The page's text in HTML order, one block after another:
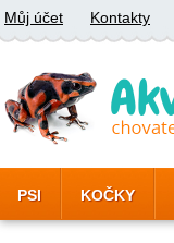
Můj účet Kontakty
PSI KOČKY